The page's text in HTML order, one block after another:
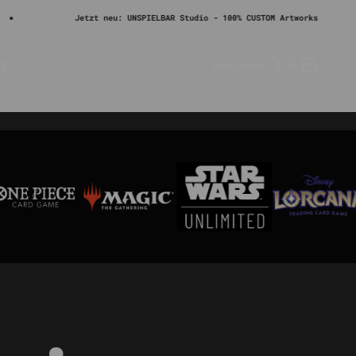
Jetzt neu: UNSPIELBAR Studio - 100% CUSTOM Artworks
Deutschland.